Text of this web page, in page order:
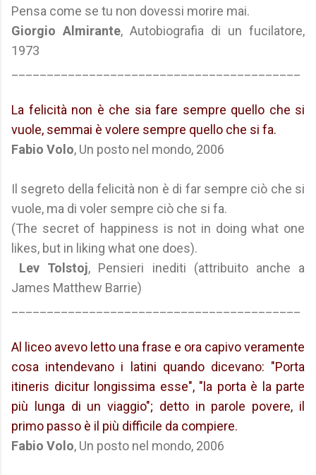
Pensa come se tu non dovessi morire mai.
Giorgio Almirante, Autobiografia di un fucilatore,
1973
La felicità non è che sia fare sempre quello che si
vuole, semmai è volere sempre quello che si fa.
Fabio Volo, Un posto nel mondo, 2006
Il segreto della felicità non è di far sempre ciò che si
vuole, ma di voler sempre ciò che si fa.
(The secret of happiness is not in doing what one
likes, but in liking what one does).
Lev Tolstoj, Pensieri inediti (attribuito anche a
James Matthew Barrie)
Al liceo avevo letto una frase e ora capivo veramente
cosa intendevano i latini quando dicevano: "Porta
itineris dicitur longissima esse", "la porta è la parte
più lunga di un viaggio"; detto in parole povere, il
primo passo è il più difficile da compiere.
Fabio Volo, Un posto nel mondo, 2006